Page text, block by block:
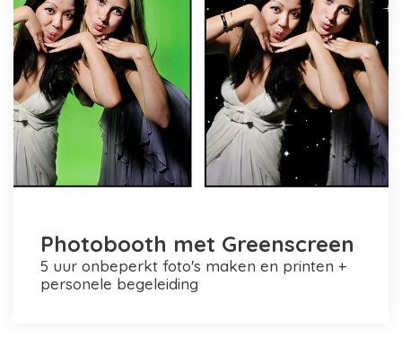
Photobooth met Greenscreen
5 uur onbeperkt foto's maken en printen +
personele begeleiding